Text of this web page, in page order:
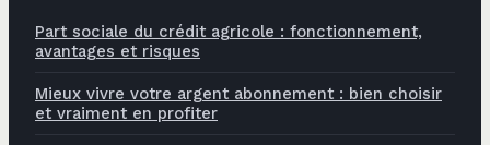
Part sociale du crédit agricole : fonctionnement,
avantages et risques
Mieux vivre votre argent abonnement : bien choisir
et vraiment en profiter